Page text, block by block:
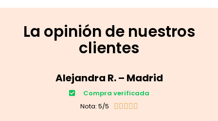
La opinión de nuestros
clientes
Alejandra R. – Madrid
Compra verificada
Nota: 5/5
    